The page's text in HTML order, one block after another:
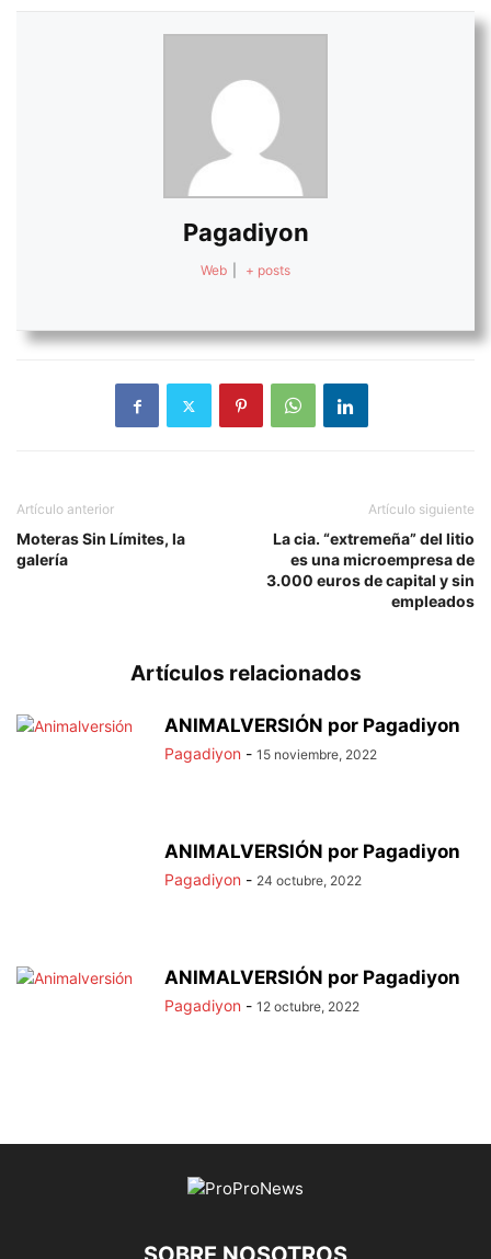
Pagadiyon
Web + posts
Artículo anterior
Moteras Sin Límites, la
galería
Artículo siguiente
La cia. “extremeña” del litio
es una microempresa de
3.000 euros de capital y sin
empleados
Artículos relacionados
ANIMALVERSIÓN por Pagadiyon
Pagadiyon - 15 noviembre, 2022
ANIMALVERSIÓN por Pagadiyon
Pagadiyon - 24 octubre, 2022
ANIMALVERSIÓN por Pagadiyon
Pagadiyon - 12 octubre, 2022